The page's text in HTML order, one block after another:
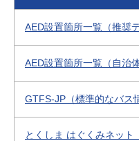
AED設置箇所一覧（推奨
AED設置箇所一覧（自治
GTFS-JP（標準的なバス
とくしま はぐくみネット